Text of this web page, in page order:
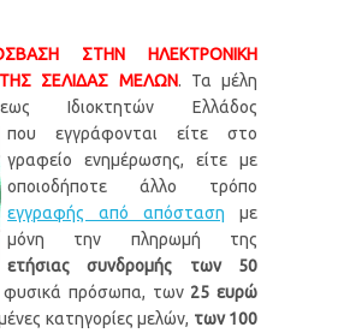
ΣΤΗΝ ΗΛΕΚΤΡΟΝΙΚΗ
ΣΕΛΙΔΑΣ ΜΕΛΩΝ. Τα μέλη
Ιδιοκτητών Ελλάδος
που εγγράφονται είτε στο
γραφείο ενημέρωσης, είτε με
οποιοδήποτε άλλο τρόπο
εγγραφής από απόσταση με
μόνη την πληρωμή της
ετήσιας συνδρομής των 50
πρόσωπα, των25 ευρώ
κατηγορίες μελών, των 100